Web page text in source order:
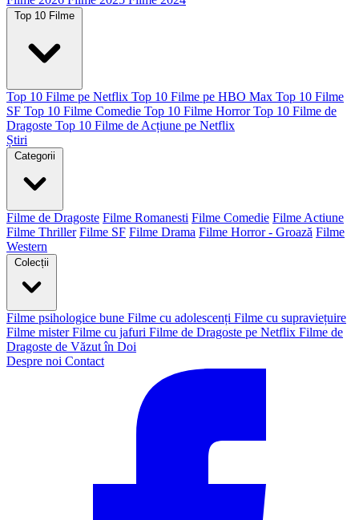
Top 10 Filme
Top 10 Filme pe Netflix Top 10 Filme pe HBO Max Top 10 Filme
SF Top 10 Filme Comedie Top 10 Filme Horror Top 10 Filme de
Dragoste Top 10 Filme de Acțiune pe Netflix
Știri
Categorii
Filme de Dragoste Filme Romanesti Filme Comedie Filme Actiune
Filme Thriller Filme SF Filme Drama Filme Horror - Groază Filme
Western
Colecții
Filme psihologice bune Filme cu adolescenți Filme cu supraviețuire
Filme mister Filme cu jafuri Filme de Dragoste pe Netflix Filme de
Dragoste de Văzut în Doi
Despre noi Contact